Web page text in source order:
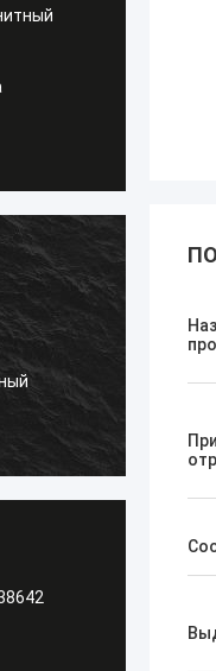
Санёк Нижегородский
сервис, быстрое